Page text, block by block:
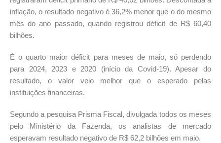
inflação, o resultado negativo é 36,2% menor que o do mesmo
mês do ano passado, quando registrou déficit de R$ 60,40
bilhões.
É o quarto maior déficit para meses de maio, só perdendo
para 2024, 2023 e 2020 (início da Covid-19). Apesar do
resultado, o valor veio melhor que o esperado pelas
instituições financeiras.
Segundo a pesquisa Prisma Fiscal, divulgada todos os meses
pelo Ministério da Fazenda, os analistas de mercado
esperavam resultado negativo de R$ 62,2 bilhões em maio.